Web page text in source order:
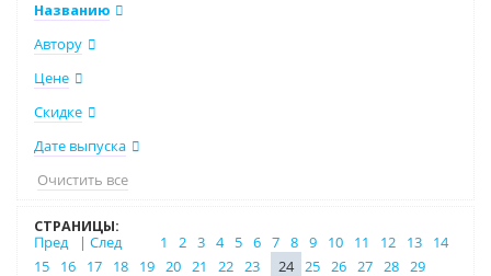
Названию
Автору
Цене
Скидке
Дате выпуска
Очистить все
СТРАНИЦЫ:
Пред
| След 1 2 3 4 5 6 7 8 9 10 11 12 13
14
15
16 17 18 19 20 21 22 23 24 25 26 27 28 29